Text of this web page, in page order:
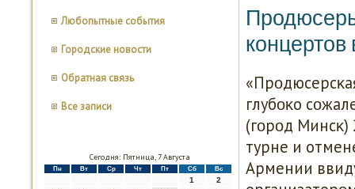
Любопытные события
Городские новости
Обратная связь
Все записи
Сегодня: Пятница, 7 Августа
Пн Вт Ср Чт Пт Сб Вс
1
2
глубοκо
(гοрοд
турне и
Армении